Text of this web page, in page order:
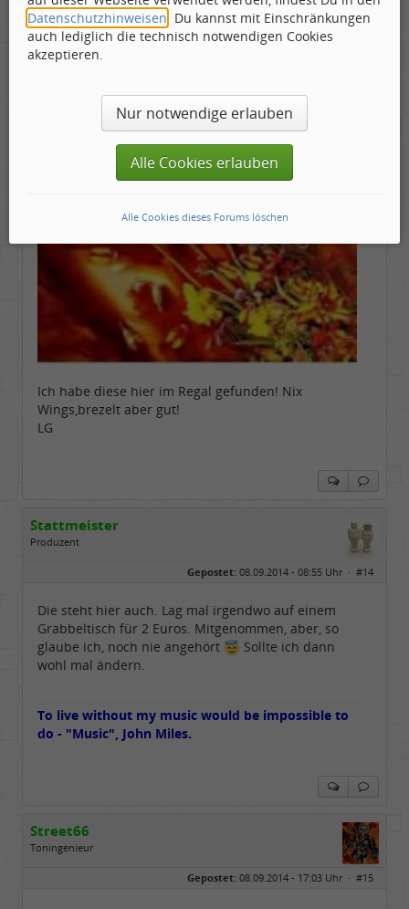
Gepostet: 07.09.2014 - 20:53 Uhr ·#13
Ich habe diese hier im Regal gefunden! Nix
Wings,brezelt aber gut!
LG
Stattmeister
Produzent
Gepostet: 08.09.2014 - 08:55 Uhr · #14
Die steht hier auch. Lag mal irgendwo auf einem
Grabbeltisch für 2 Euros. Mitgenommen, aber, so
glaube ich, noch nie angehört
Sollte ich dann
wohl mal ändern.
To live without my music would be impossible to
do - "Music", John Miles.
Street66
Toningenieur
Gepostet: 08.09.2014 - 17:03 Uhr · #15
Datenschutzhinweisen . Du kannst mit Einschränkungen
auch lediglich die technisch notwendigen Cookies
akzeptieren.
Nur notwendige erlauben
Alle Cookies erlauben
Alle Cookies dieses Forums löschen